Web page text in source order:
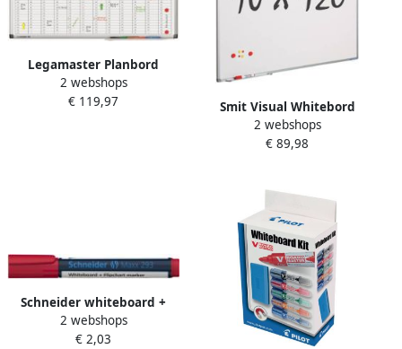
Legamaster Planbord
premium jaarplanner
verticaal 60x90cm
2 webshops
€ 119,97
Smit Visual Whitebord
90x120 cm Softline profiel
8mm gelakt staal wit
2 webshops
€ 89,98
Schneider whiteboard +
flipchart marker Maxx 293
rood
2 webshops
€ 2,03